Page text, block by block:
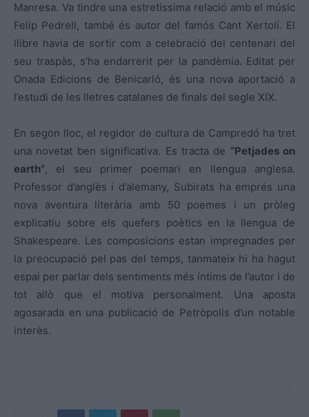
Manresa. Va tindre una estretíssima relació amb el músic
Felip Pedrell, també és autor del famós Cant Xertolí. El
llibre havia de sortir com a celebració del centenari del
seu traspàs, s’ha endarrerit per la pandèmia. Editat per
Onada Edicions de Benicarló, és una nova aportació a
l’estudi de les lletres catalanes de finals del segle XIX.
En segon lloc, el regidor de cultura de Campredó ha tret
una novetat ben significativa. Es tracta de “Petjades on
earth”, el seu primer poemari en llengua anglesa.
Professor d’anglès i d’alemany, Subirats ha emprés una
nova aventura literària amb 50 poemes i un pròleg
explicatiu sobre els quefers poètics en la llengua de
Shakespeare. Les composicions estan impregnades per
la preocupació pel pas del temps, tanmateix hi ha hagut
espai per parlar dels sentiments més íntims de l’autor i de
tot allò que el motiva personalment. Una aposta
agosarada en una publicació de Petròpolis d’un notable
interès.